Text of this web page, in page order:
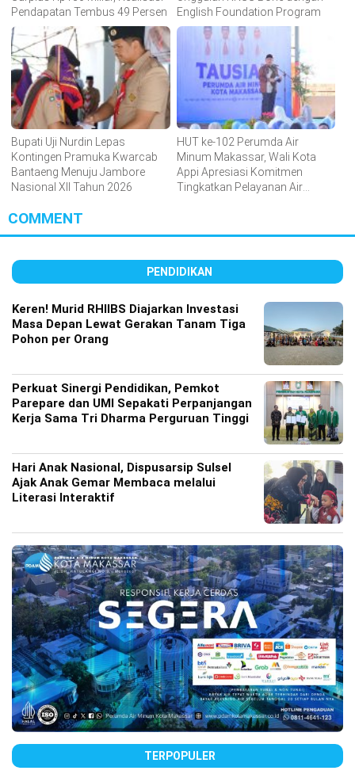
Pendapatan Tembus 49 Persen
English Foundation Program
Bupati Uji Nurdin Lepas
Kontingen Pramuka Kwarcab
Bantaeng Menuju Jambore
Nasional XII Tahun 2026
HUT ke-102 Perumda Air
Minum Makassar, Wali Kota
Appi Apresiasi Komitmen
Tingkatkan Pelayanan Air
COMMENT
PENDIDIKAN
Keren! Murid RHIIBS Diajarkan Investasi
Masa Depan Lewat Gerakan Tanam Tiga
Pohon per Orang
Perkuat Sinergi Pendidikan, Pemkot
Parepare dan UMI Sepakati Perpanjangan
Kerja Sama Tri Dharma Perguruan Tinggi
Hari Anak Nasional, Dispusarsip Sulsel
Ajak Anak Gemar Membaca melalui
Literasi Interaktif
TERPOPULER